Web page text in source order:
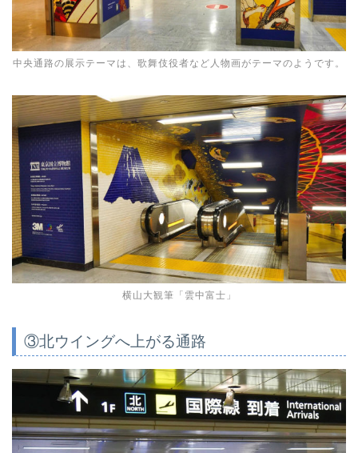
中央通路の展示テーマは、歌舞伎役者など人物画がテーマのようです。
横山大観筆「雲中富士」
③北ウイングへ上がる通路